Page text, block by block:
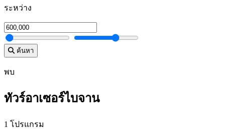
ระหว่าง
ค้นหา
พบ
ทัวร์อาเซอร์ไบจาน
1 โปรแกรม